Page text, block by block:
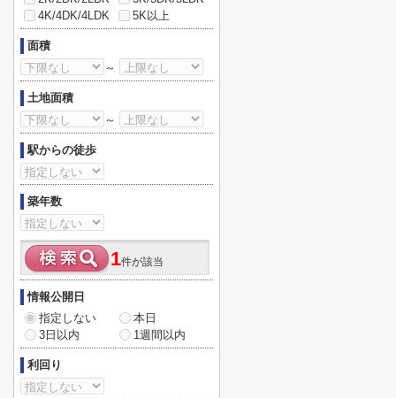
4K/4DK/4LDK
5K以上
面積
～
土地面積
～
駅からの徒歩
築年数
1件が該当
情報公開日
指定しない
本日
3日以内
1週間以内
利回り